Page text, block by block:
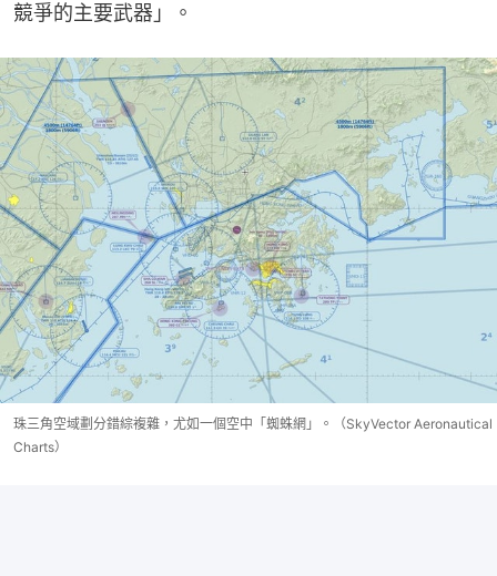
競爭的主要武器」。
珠三角空域劃分錯綜複雜，尤如一個空中「蜘蛛網」。（SkyVector Aeronautical
Charts）